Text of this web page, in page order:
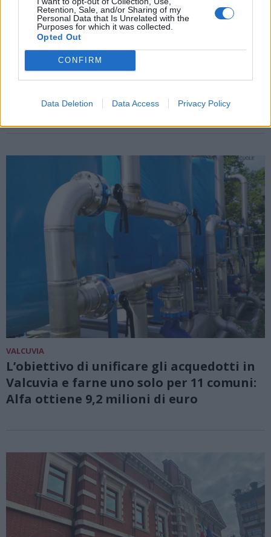
Retention, Sale, and/or Sharing of my
Personal Data that Is Unrelated with the
Purposes for which it was collected.
Opted Out
CONFIRM
Data Deletion Data Access Privacy Policy
VARESE - ANNUNCIO DI LAVORO A PAGAMENTO
Gruppo Novauto cresce e amplia il
proprio team: aperte nuove posizioni a
Varese
VALCUVIA
L’obiettivo di unificare gli acquedotti in
Valcuvia e farne uno solo per 11 comuni:
Alfa ottiene 9,2 milioni di euro